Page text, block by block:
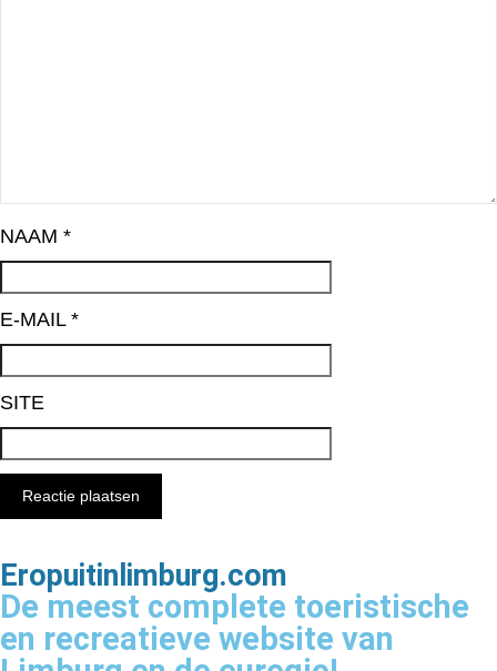
NAAM *
E-MAIL *
SITE
Eropuitinlimburg.com
De meest complete toeristische
en recreatieve website van